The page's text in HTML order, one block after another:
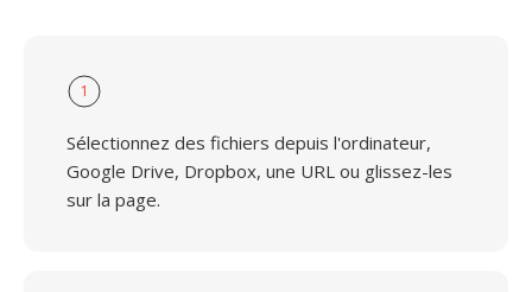
1
Sélectionnez des fichiers depuis l'ordinateur,
Google Drive, Dropbox, une URL ou glissez-les
sur la page.